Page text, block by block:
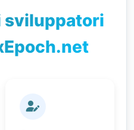
sviluppatori